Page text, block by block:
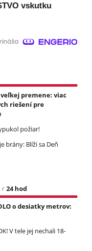
vskutku
veľkej premene: viac
riešení pre
požiar!
brány: Blíži sa Deň
24 hod
o desiatky metrov:
V tele jej nechali 18-